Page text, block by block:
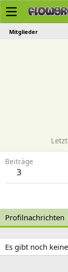
Mitglieder
Beiträge
3
Profilnachrichten
Es gibt noch